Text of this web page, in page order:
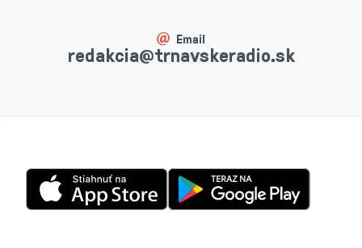
Email
redakcia@trnavskeradio.sk